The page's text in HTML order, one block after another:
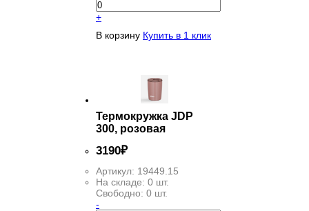
+
В корзину Купить в 1 клик
Термокружка JDP
300, розовая
3190₽
Артикул: 19449.15
На складе: 0 шт.
Свободно: 0 шт.
-